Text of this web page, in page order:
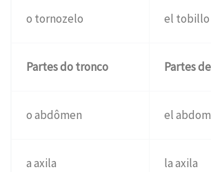
o tornozelo el tobillo
Partes do tronco Partes
o abdômen el
a axila la axila